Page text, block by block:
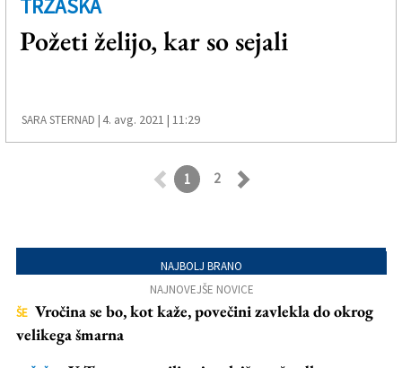
TRŽAŠKA
Požeti želijo, kar so sejali
SARA STERNAD |4. avg. 2021 | 11:29
1 2
NAJBOLJ BRANO
NAJNOVEJŠE NOVICE
ŠE Vročina se bo, kot kaže, povečini zavlekla do okrog
velikega šmarna